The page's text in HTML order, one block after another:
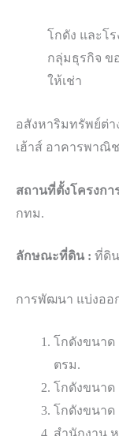
โกดัง และโ
กลุ่มธุรกิจ ขอ
ให้เช่า
อสังหาริมทรัพย์ต่า
เฮ้าส์ อาคารพาณิ
สถานที่ตั้งโครงกา
กทม.
ลักษณะที่ดิน : ที่ดิน
การพัฒนา แบ่งออ
โกดังขนาด
ตรม.
โกดังขนาด
โกดังขนาด